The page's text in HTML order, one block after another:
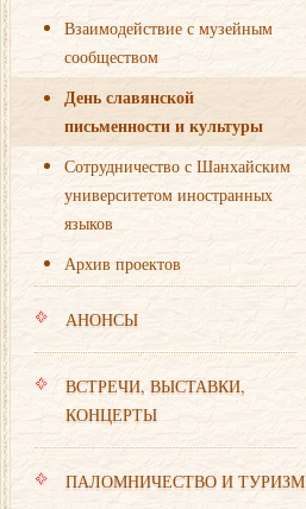
Взаимодействие с музейным
сообществом
День славянской
письменности и культуры
Сотрудничество с Шанхайским
университетом иностранных
языков
Архив проектов
АНОНСЫ
ВСТРЕЧИ, ВЫСТАВКИ,
КОНЦЕРТЫ
ПАЛОМНИЧЕСТВО И ТУРИЗМ